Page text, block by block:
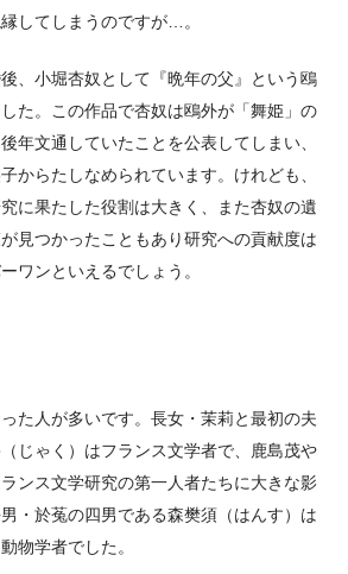
してしまうのですが…。
、小堀杏奴として『晩年の父』という鴎
た。この作品で杏奴は鴎外が「舞姫」の
年文通していたことを公表してしまい、
からたしなめられています。けれども、
に果たした役割は大きく、また杏奴の遺
見つかったこともあり研究への貢献度は
ワンといえるでしょう。
た人が多いです。長女・茉莉と最初の夫
じゃく）はフランス文学者で、鹿島茂や
ンス文学研究の第一人者たちに大きな影
・於菟の四男である森樊須（はんす）は
物学者でした。